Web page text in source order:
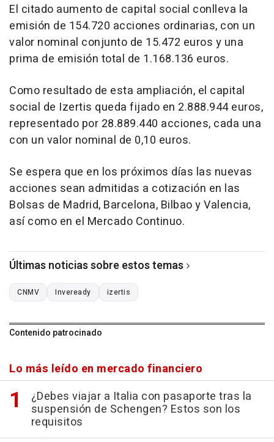
El citado aumento de capital social conlleva la
emisión de 154.720 acciones ordinarias, con un
valor nominal conjunto de 15.472 euros y una
prima de emisión total de 1.168.136 euros.
Como resultado de esta ampliación, el capital
social de Izertis queda fijado en 2.888.944 euros,
representado por 28.889.440 acciones, cada una
con un valor nominal de 0,10 euros.
Se espera que en los próximos días las nuevas
acciones sean admitidas a cotización en las
Bolsas de Madrid, Barcelona, Bilbao y Valencia,
así como en el Mercado Continuo.
Últimas noticias sobre estos temas
CNMV Inveready izertis
Contenido patrocinado
Lo más leído en mercado financiero
¿Debes viajar a Italia con pasaporte tras la
suspensión de Schengen? Estos son los
requisitos